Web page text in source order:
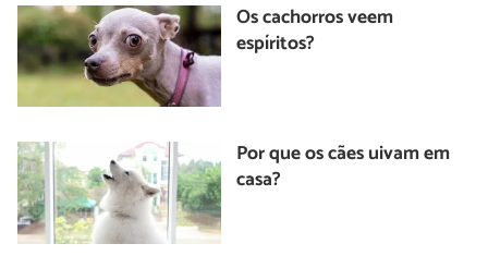
Os cachorros veem
espíritos?
Por que os cães uivam em
casa?